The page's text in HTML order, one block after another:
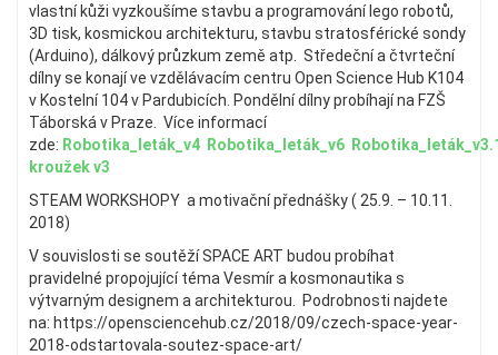
vlastní kůži vyzkoušíme stavbu a programování lego robotů,
3D tisk, kosmickou architekturu, stavbu stratosférické sondy
(Arduino), dálkový průzkum země atp. Středeční a čtvrteční
dílny se konají ve vzdělávacím centru Open Science Hub K104
v Kostelní 104 v Pardubicích. Pondělní dílny probíhají na FZŠ
Táborská v Praze. Více informací
zde: Robotika_leták_v4 Robotika_leták_v6
kroužek v3
STEAM WORKSHOPY a motivační přednášky ( 25.9. – 10.11.
2018)
V souvislosti se soutěží SPACE ART budou probíhat
pravidelné propojující téma Vesmír a kosmonautika s
výtvarným designem a architekturou. Podrobnosti najdete
na: https://opensciencehub.cz/2018/09/czech-space-year-
2018-odstartovala-soutez-space-art/